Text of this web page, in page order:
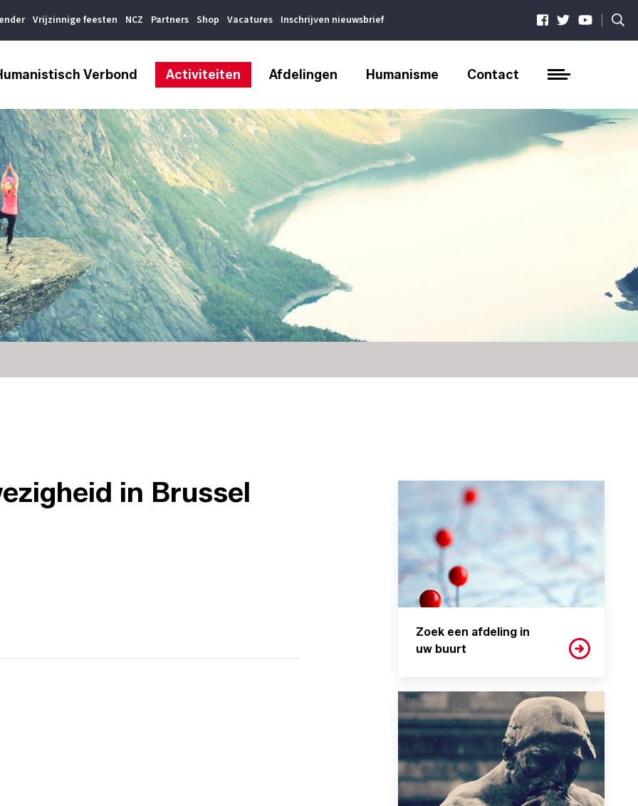
Vrijzinnige feesten NCZ Partners Shop Vacatures Inschrijven nieuwsbrief |
Verbond Activiteiten Afdelingen Humanisme Contact
in Brussel
Zoek een afdeling in
uw buurt